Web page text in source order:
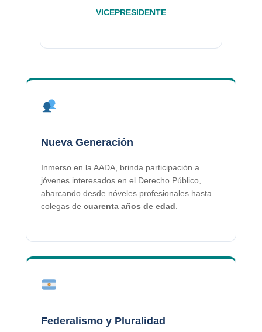
VICEPRESIDENTE
Nueva Generación
Inmerso en la AADA, brinda participación a
jóvenes interesados en el Derecho Público,
abarcando desde nóveles profesionales hasta
colegas de cuarenta años de edad
Federalismo y Pluralidad